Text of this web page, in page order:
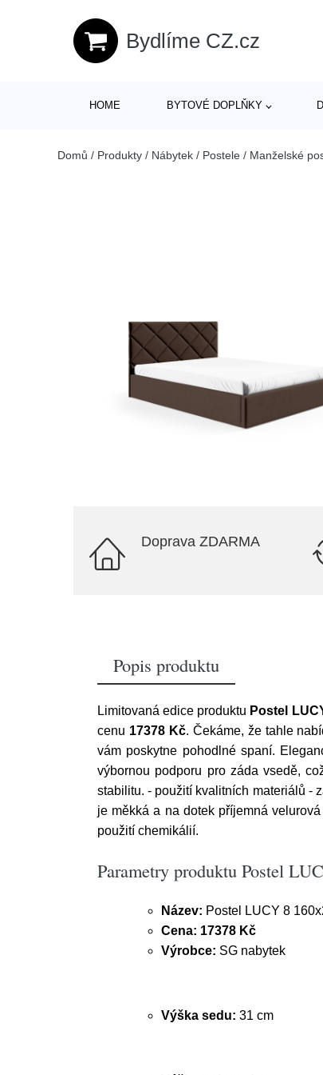
Bydlíme CZ.cz
HOME BYTOVÉ DOPLŇKY
Domů / Produkty / Nábytek / Postele / Manželské
Doprava ZDARMA
Popis produktu
Limitovaná edice produktu Postel
cenu 17378 Kč. Čekáme, že tahle
vám poskytne pohodlné spaní.
výbornou podporu pro záda vsedě,
stabilitu. - použití kvalitních materiálů -
je měkká a na dotek příjemná
použití chemikálií.
Parametry produktu Postel
Název: Postel LUCY 8
Cena: 17378 Kč
Výrobce: SG nabytek
Výška sedu: 31 cm